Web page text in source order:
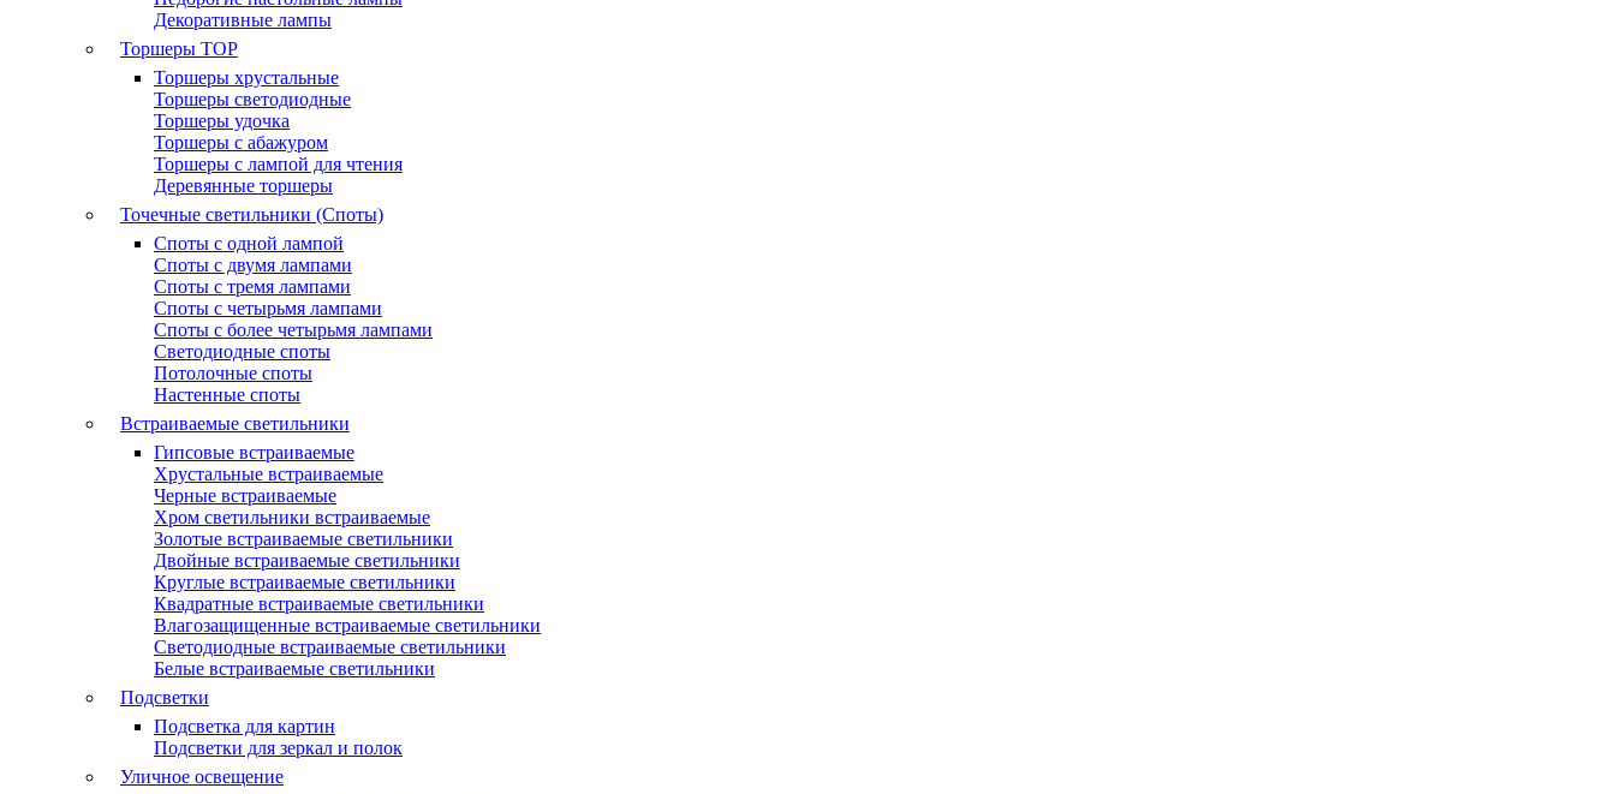
Декоративные лампы
Торшеры TOP
Торшеры хрустальные
Торшеры светодиодные
Торшеры удочка
Торшеры с абажуром
Торшеры с лампой для чтения
Деревянные торшеры
Точечные светильники (Споты)
Споты с одной лампой
Споты с двумя лампами
Споты с тремя лампами
Споты с четырьмя лампами
Споты с более четырьмя лампами
Светодиодные споты
Потолочные споты
Настенные споты
Встраиваемые светильники
Гипсовые встраиваемые
Хрустальные встраиваемые
Черные встраиваемые
Хром светильники встраиваемые
Золотые встраиваемые светильники
Двойные встраиваемые светильники
Круглые встраиваемые светильники
Квадратные встраиваемые светильники
Влагозащищенные встраиваемые светильники
Светодиодные встраиваемые светильники
Белые встраиваемые светильники
Подсветки
Подсветка для картин
Подсветки для зеркал и полок
Уличное освещение